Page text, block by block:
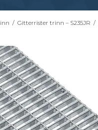
Gitterrister trinn – S235JR
Opptrekkstrinn
Byggeplasstrinn
Se alle
Flexi Level
Justerbare ben
/ Gitterrister trinn – S235JR /